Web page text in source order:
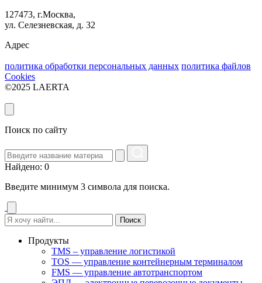
127473, г.Москва,
ул. Селезневская, д. 32
Адрес
политика обработки персональных данных политика файлов
Cookies
©2025 LAERTA
Поиск по сайту
Найдено: 0
Введите минимум 3 символа для поиска.
Поиск
Продукты
TMS – управление логистикой
TOS — управление контейнерным терминалом
FMS — управление автотранспортом